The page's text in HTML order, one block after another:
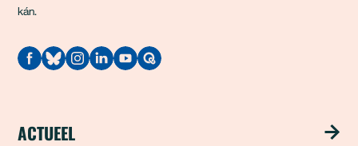
kán.
Quodari
ACTUEEL